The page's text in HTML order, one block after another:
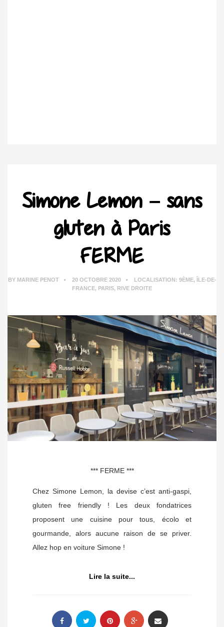
Simone Lemon – sans
gluten à Paris
FERME
BY MARINE PENOT 20 OCTOBRE 2020 LOCALISATION: 9ÈME, ÎLE-DE-
FRANCE, PARIS, RIVE DROITE
*** FERME ***
Chez Simone Lemon, la devise c’est anti-gaspi,
gluten free friendly ! Les deux fondatrices
proposent une cuisine pour tous, écolo et
gourmande, alors aucune raison de se priver.
Allez hop en voiture Simone !
Lire la suite...